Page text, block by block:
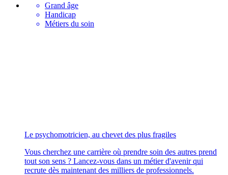
Grand âge
Handicap
Métiers du soin
Le psychomotricien, au chevet des plus fragiles
Vous cherchez une carrière où prendre soin des autres prend
tout son sens ? Lancez-vous dans un métier d'avenir qui
recrute dès maintenant des milliers de professionnels.